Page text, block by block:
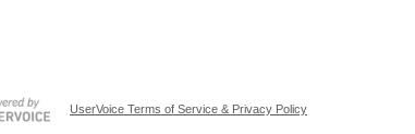
UserVoice Terms of Service & Privacy Policy